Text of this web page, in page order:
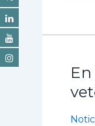
la
sede
Cali
En
San